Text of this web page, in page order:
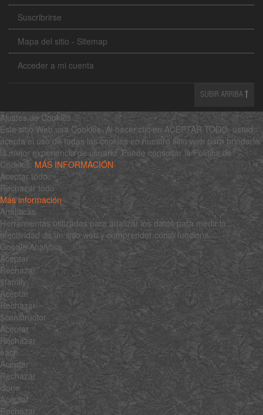
Suscribrirse
Mapa del sitio - Sitemap
Acceder a mi cuenta
SUBIR ARRIBA
Ajustes de Cookies
Este sitio Web usa Cookies. Al hacer clic en ACEPTAR TODO, usted
acepta el uso de todas las cookies en nuestro sitio web para brindarle
la mejor experiencia de usuario. Puede consultar la Política de
Cookies: MÁS INFORMACIÓN
Aceptar todo
Rechazar todo
Más información
Analíticas
Herramientas utilizadas para analizar los datos para medir la
efectividad de un sitio web y comprender cómo funciona.
Google Analytics
Aceptar
Rechazar
$family
Aceptar
Rechazar
$constructor
Aceptar
Rechazar
each
Aceptar
Rechazar
clone
Aceptar
Rechazar